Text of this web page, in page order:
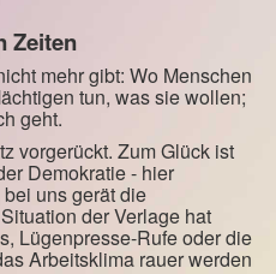
Zeiten
mehr gibt: Wo Menschen
tun, was sie wollen;
geht.
vorgerückt. Zum Glück ist
Demokratie - hier
uns gerät die
der Verlage hat
Lügenpresse-Rufe oder die
Arbeitsklima rauer werden